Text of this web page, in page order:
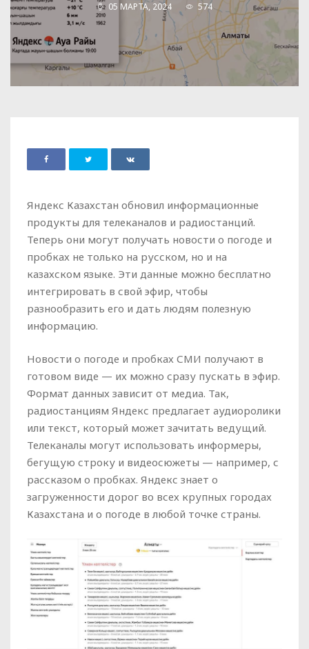
05 МАРТА, 2024 574
Яндекс Казахстан обновил информационные
продукты для телеканалов и радиостанций.
Теперь они могут получать новости о погоде и
пробках не только на русском, но и на
казахском языке. Эти данные можно бесплатно
интегрировать в свой эфир, чтобы
разнообразить его и дать людям полезную
информацию.
Новости о погоде и пробках СМИ получают в
готовом виде — их можно сразу пускать в эфир.
Формат данных зависит от медиа. Так,
радиостанциям Яндекс предлагает аудиоролики
или текст, который может зачитать ведущий.
Телеканалы могут использовать информеры,
бегущую строку и видеосюжеты — например, с
рассказом о пробках. Яндекс знает о
загруженности дорог во всех крупных городах
Казахстана и о погоде в любой точке страны.